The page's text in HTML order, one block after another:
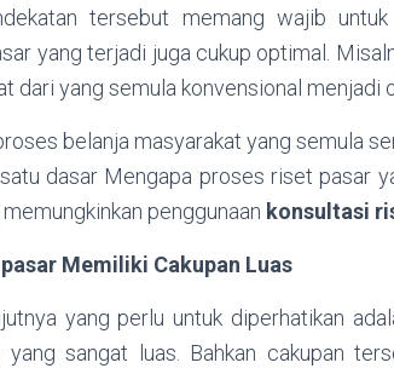
tersebut memang wajib
yang terjadi juga cukup optimal.
dari yang semula konvensional menjadi
belanja masyarakat yang semula
dasar Mengapa proses riset pasar
penggunaan konsultasi
Memiliki Cakupan Luas
yang perlu untuk diperhatikan
yang sangat luas. Bahkan cakupan